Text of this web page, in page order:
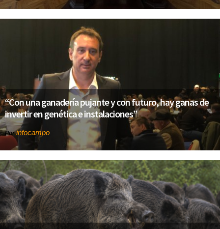
“Con una ganadería pujante y con futuro, hay ganas de
invertir en genética e instalaciones”
Porinfocampo